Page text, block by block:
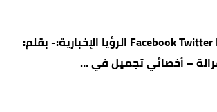
Facebook Twitter Pinterest LinkedIn الرؤيا الإخبارية:- بقلم:
– أخصائي تجميل في …